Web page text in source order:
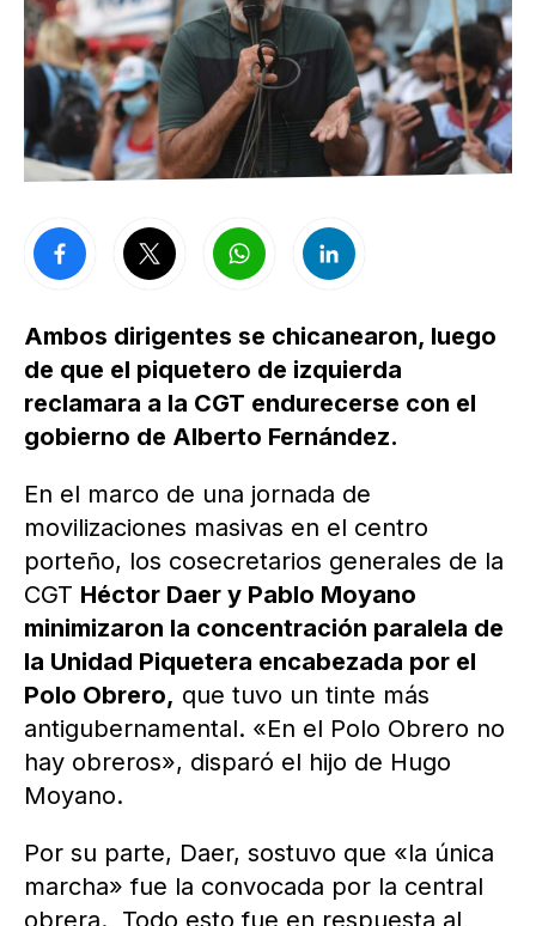
Ambos dirigentes se chicanearon, luego
de que el piquetero de izquierda
reclamara a la CGT endurecerse con el
gobierno de Alberto Fernández.
En el marco de una jornada de
movilizaciones masivas en el centro
porteño, los cosecretarios generales de la
CGT Héctor Daer y Pablo Moyano
minimizaron la concentración paralela de
la Unidad Piquetera encabezada por el
Polo Obrero, que tuvo un tinte más
antigubernamental. «En el Polo Obrero no
hay obreros», disparó el hijo de Hugo
Moyano.
Por su parte, Daer, sostuvo que «la única
marcha» fue la convocada por la central
obrera. Todo esto fue en respuesta al